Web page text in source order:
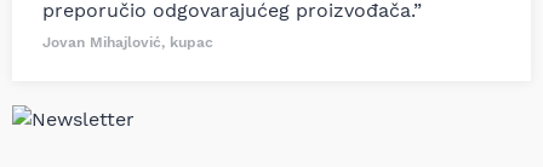
preporučio odgovarajućeg proizvođača.”
Jovan Mihajlović, kupac